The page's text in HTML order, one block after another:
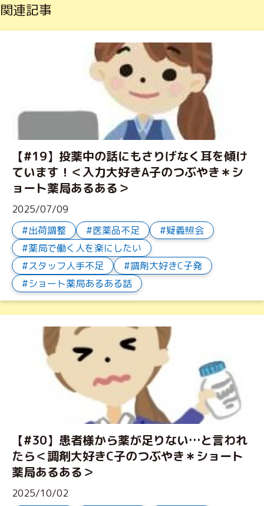
関連記事
【#19】投薬中の話にもさりげなく耳を傾け
ています！＜入力大好きA子のつぶやき＊シ
ョート薬局あるある＞
2025/07/09
出荷調整
医薬品不足
疑義照会
薬局で働く人を楽にしたい
スタッフ人手不足
調剤大好きC子発
ショート薬局あるある話
【#30】患者様から薬が足りない…と言われ
たら＜調剤大好きC子のつぶやき＊ショート
薬局あるある＞
2025/10/02